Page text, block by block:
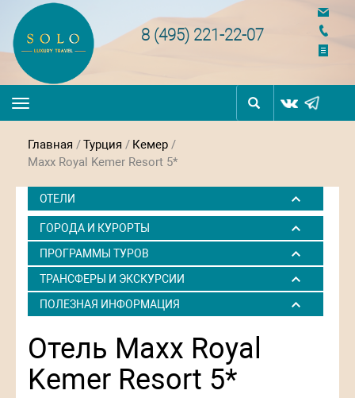
8 (495) 221-22-07
Toggle
navigation
Главная /Турция / Кемер /
Maxx Royal Kemer Resort 5*
ОТЕЛИ
ГОРОДА И КУРОРТЫ
ПРОГРАММЫ ТУРОВ
ТРАНСФЕРЫ И ЭКСКУРСИИ
ПОЛЕЗНАЯ ИНФОРМАЦИЯ
Отель Maxx Royal
Kemer Resort 5*